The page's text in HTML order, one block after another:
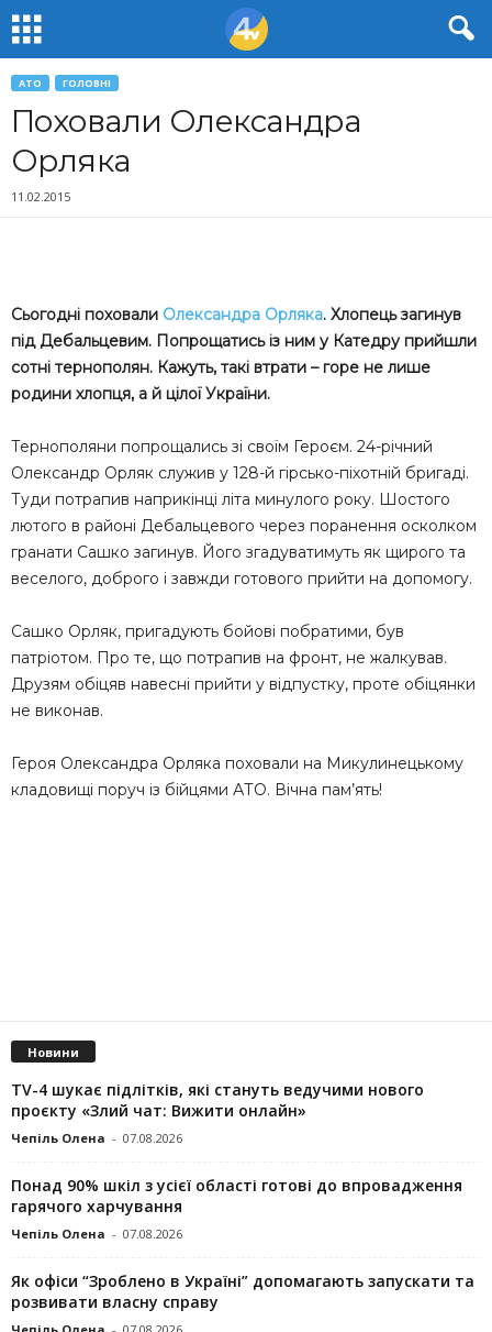
АТО ГОЛОВНІ
Поховали Олександра
Орляка
11.02.2015
Сьогодні поховали Олександра Орляка. Хлопець загинув
під Дебальцевим. Попрощатись із ним у Катедру прийшли
сотні тернополян. Кажуть, такі втрати – горе не лише
родини хлопця, а й цілої України.
Тернополяни попрощались зі своїм Героєм. 24-річний
Олександр Орляк служив у 128-й гірсько-піхотній бригаді.
Туди потрапив наприкінці літа минулого року. Шостого
лютого в районі Дебальцевого через поранення осколком
гранати Сашко загинув. Його згадуватимуть як щирого та
веселого, доброго і завжди готового прийти на допомогу.
Сашко Орляк, пригадують бойові побратими, був
патріотом. Про те, що потрапив на фронт, не жалкував.
Друзям обіцяв навесні прийти у відпустку, проте обіцянки
не виконав.
Героя Олександра Орляка поховали на Микулинецькому
кладовищі поруч із бійцями АТО. Вічна пам’ять!
Новини
TV-4 шукає підлітків, які стануть ведучими нового
проєкту «Злий чат: Вижити онлайн»
Чепіль Олена - 07.08.2026
Понад 90% шкіл з усієї області готові до впровадження
гарячого харчування
Чепіль Олена - 07.08.2026
Як офіси “Зроблено в Україні” допомагають запускaти та
розвивати власну справу